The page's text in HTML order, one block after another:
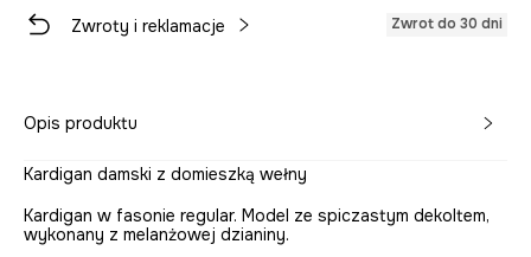
Zwroty i reklamacje Zwrot do 30 dni
Opis produktu
Kardigan damski z domieszką wełny
Kardigan w fasonie regular. Model ze spiczastym dekoltem,
wykonany z melanżowej dzianiny.